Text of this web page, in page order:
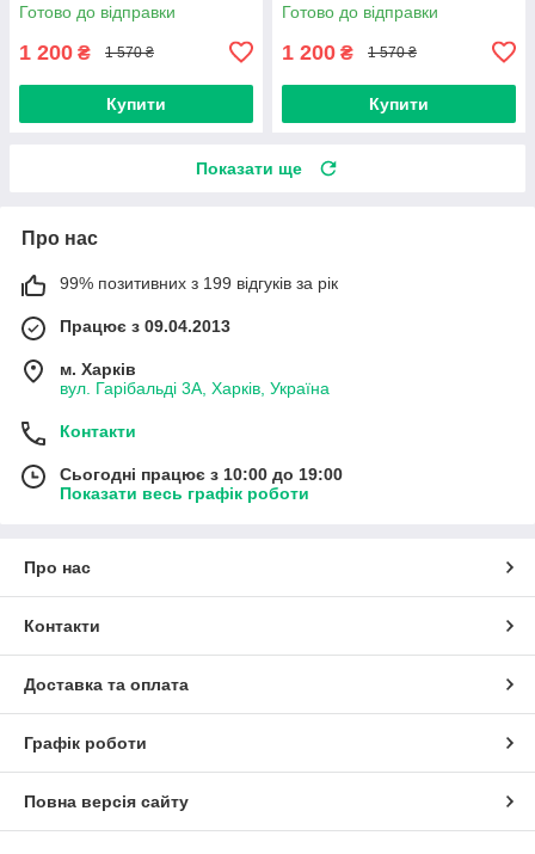
Готово до відправки
1 200 ₴ 1 570 ₴
Купити
Готово до відправки
1 200 ₴ 1 570 ₴
Купити
Показати ще
Про нас
99% позитивних з 199 відгуків за рік
Працює з 09.04.2013
м. Харків
вул. Гарібальді 3А, Харків, Україна
Контакти
Сьогодні працює з 10:00 до 19:00
Показати весь графік роботи
Про нас
Контакти
Доставка та оплата
Графік роботи
Повна версія сайту